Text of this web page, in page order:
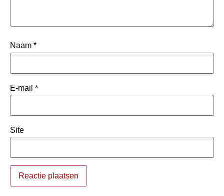
Naam *
E-mail *
Site